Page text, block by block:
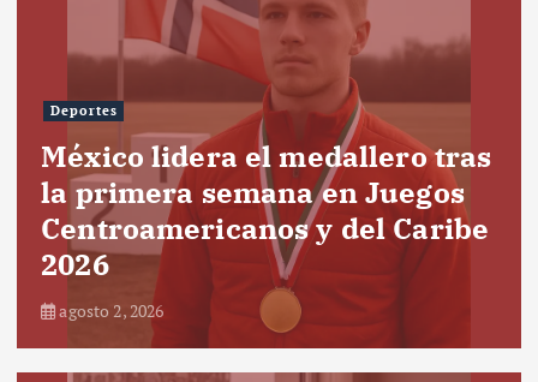
Deportes
México lidera el medallero tras
la primera semana en Juegos
Centroamericanos y del Caribe
2026
agosto 2, 2026